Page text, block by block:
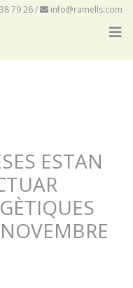
79 26/ info@ramells.com
ESTAN